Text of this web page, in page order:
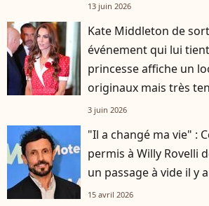
13 juin 2026
Kate Middleton de
événement qui lui
princesse affiche un
originaux mais très
3 juin 2026
"Il a changé ma vie" :
permis à Willy Rovelli
un passage à vide il y
15 avril 2026